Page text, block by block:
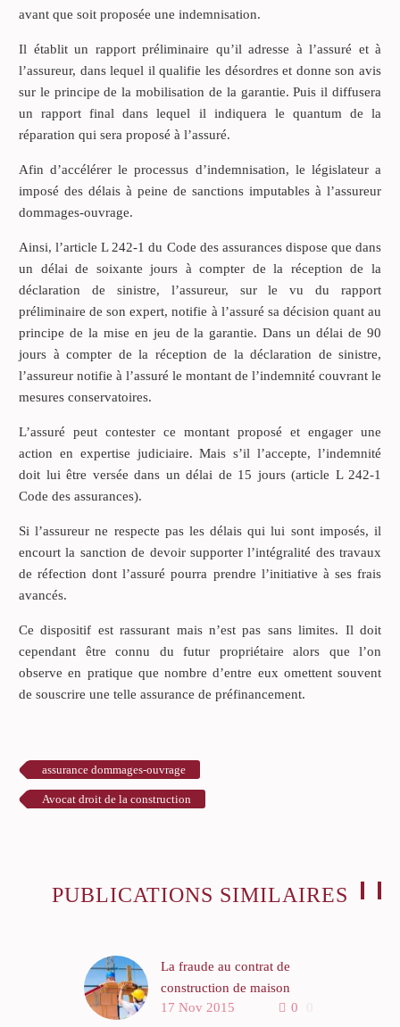
avant que soit proposée une indemnisation.
Il établit un rapport préliminaire qu’il adresse à l’assuré et à
l’assureur, dans lequel il qualifie les désordres et donne son avis
sur le principe de la mobilisation de la garantie. Puis il diffusera
un rapport final dans lequel il indiquera le quantum de la
réparation qui sera proposé à l’assuré.
Afin d’accélérer le processus d’indemnisation, le législateur a
imposé des délais à peine de sanctions imputables à l’assureur
dommages-ouvrage.
Ainsi, l’article L 242-1 du Code des assurances dispose que dans
un délai de soixante jours à compter de la réception de la
déclaration de sinistre, l’assureur, sur le vu du rapport
préliminaire de son expert, notifie à l’assuré sa décision quant au
principe de la mise en jeu de la garantie. Dans un délai de 90
jours à compter de la réception de la déclaration de sinistre,
l’assureur notifie à l’assuré le montant de l’indemnité couvrant le
mesures conservatoires.
L’assuré peut contester ce montant proposé et engager une
action en expertise judiciaire. Mais s’il l’accepte, l’indemnité
doit lui être versée dans un délai de 15 jours (article L 242-1
Code des assurances).
Si l’assureur ne respecte pas les délais qui lui sont imposés, il
encourt la sanction de devoir supporter l’intégralité des travaux
de réfection dont l’assuré pourra prendre l’initiative à ses frais
avancés.
Ce dispositif est rassurant mais n’est pas sans limites. Il doit
cependant être connu du futur propriétaire alors que l’on
observe en pratique que nombre d’entre eux omettent souvent
de souscrire une telle assurance de préfinancement.
assurance dommages-ouvrage
Avocat droit de la construction
PUBLICATIONS SIMILAIRES
La fraude au contrat de
construction de maison
individuelle
0 0
17 Nov 2015